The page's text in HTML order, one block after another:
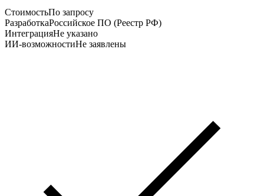
СтоимостьПо запросу
РазработкаРоссийское ПО (Реестр РФ)
ИнтеграцияНе указано
ИИ-возможностиНе заявлены